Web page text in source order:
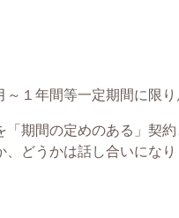
１年間等一定期間に限り
期間の定めのある」契
、どうかは話し合いにな